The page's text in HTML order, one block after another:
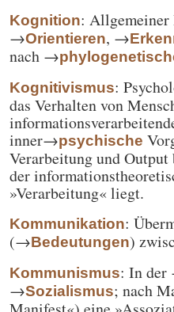
Kognition: Allgemeiner
→Orientieren, →
nach →
Kognitivismus:
das Verhalten von
inner→psychische
Verarbeitung und
der
»Verarbeitung« liegt.
Kommunikation:
(→Bedeutungen)
Kommunismus: In
→Sozialismus; nach